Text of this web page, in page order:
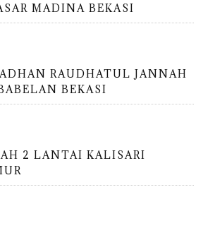
MADINA BEKASI
RAUDHATUL JANNAH
BEKASI
2 LANTAI KALISARI